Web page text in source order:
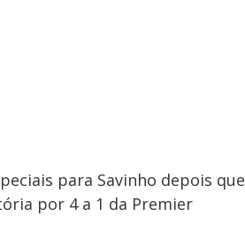
para Savinho depois que
por 4 a 1 da Premier